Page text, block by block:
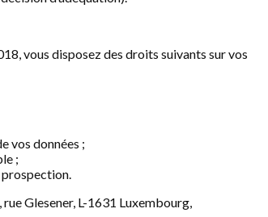
vous disposez des droits suivants sur vos
vos données ;
;
Glesener, L-1631 Luxembourg,